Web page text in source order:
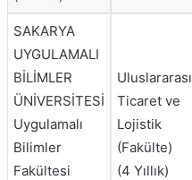
SAKARYA
UYGULAMALI
BİLİMLER
ÜNİVERSİTESİ
Uygulamalı
Bilimler
Fakültesi
Uluslararası
Ticaret ve
Lojistik
(Fakülte)
(4 Yıllık)